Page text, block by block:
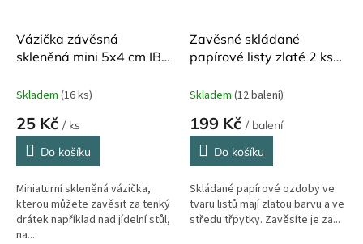
Vázička závěsná
skleněná mini 5x4 cm IB
Skladem (16 ks)
25 Kč / ks
Do košíku
Miniaturní skleněná vázička,
kterou můžete zavěsit za tenký
drátek například nad jídelní stůl,
na...
Zavěsné skládané
papírové listy zlaté 2 ks
Skladem (12 balení)
199 Kč / balení
Do košíku
Skládané papírové ozdoby ve
tvaru listů mají zlatou barvu a ve
středu třpytky. Zavěsíte je za...